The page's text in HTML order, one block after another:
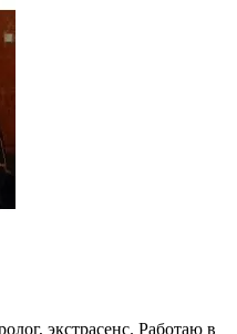
экстрасенс. Работаю в